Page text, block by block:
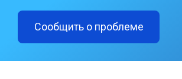
Сообщить о проблеме